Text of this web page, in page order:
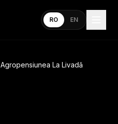
RO EN
Agropensiunea La Livadă